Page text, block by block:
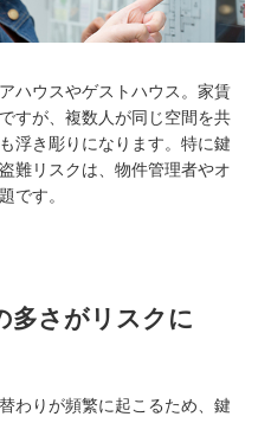
ハウスやゲストハウス。家賃
すが、複数人が同じ空間を共
浮き彫りになります。特に鍵
難リスクは、物件管理者やオ
です。
多さがリスクに
わりが頻繁に起こるため、鍵